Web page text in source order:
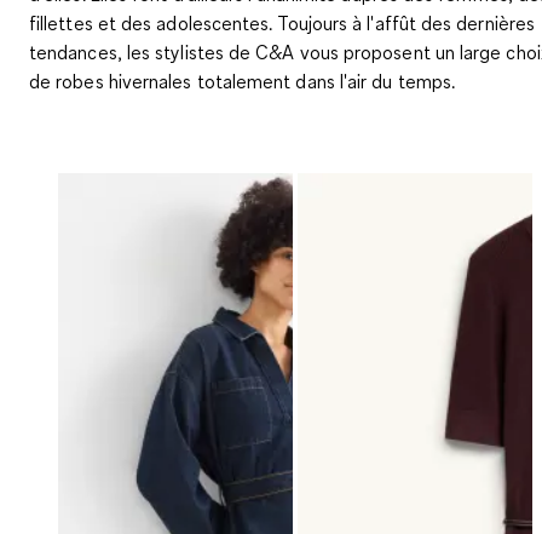
fillettes et des adolescentes. Toujours à l'affût des dernières
tendances, les stylistes de C&A vous proposent un large
de robes hivernales totalement dans l'air du temps.